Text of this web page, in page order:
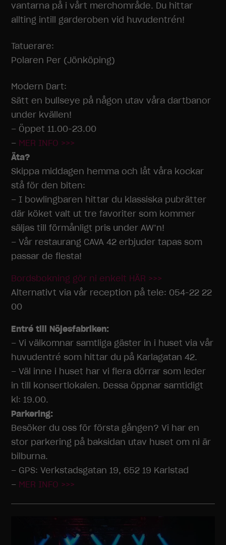
vantarna på i vårt merchområde. Du hittar
allting intill garderoben vid huvudentrén!
Tatuerare:
Polaren Per (Jönköping)
Modern Dart:
Sätt en bullseye på någon utav våra dartbanor
under kvällen!
– Öppet 11.00-23.00
– MER INFO >>>
Äta?
Skippa middagen hemma och låt våra kockar
stå för den biten:
– I bowlingbaren hittar du klassiska pubrätter
där köket valt ut tre favoriter som kommer
säljas till förmånligt pris under AW’n!
– Vår restaurang CAVA 42 erbjuder tapas som
passar de flesta!
Bordsbokning gör ni enkelt HÄR >>>
Alternativt via vår reception på tele: 054-22 22
00
Entré till Nöjesfabriken:
– Vi välkomnar samtliga gäster in i huset via vår
huvudentré som hittar du på Karlagatan 42.
– Väl inne i huset har vi flera dörrar som leder
in till konsertlokalen. Dessa öppnar samtidigt
kl: 19.00.
Parkering:
Besöker du oss för första gången? Vi har en
stor parkering på baksidan utav huset om ni är
bilburna.
– GPS: Verkstadsgatan 19, 652 19 Karlstad
– MER INFO >>>